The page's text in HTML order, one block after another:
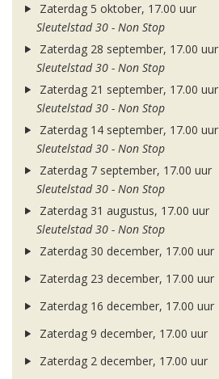
Zaterdag 5 oktober, 17.00 uur
Sleutelstad 30 - Non Stop
Zaterdag 28 september, 17.00 uur
Sleutelstad 30 - Non Stop
Zaterdag 21 september, 17.00 uur
Sleutelstad 30 - Non Stop
Zaterdag 14 september, 17.00 uur
Sleutelstad 30 - Non Stop
Zaterdag 7 september, 17.00 uur
Sleutelstad 30 - Non Stop
Zaterdag 31 augustus, 17.00 uur
Sleutelstad 30 - Non Stop
Zaterdag 30 december, 17.00 uur
Zaterdag 23 december, 17.00 uur
Zaterdag 16 december, 17.00 uur
Zaterdag 9 december, 17.00 uur
Zaterdag 2 december, 17.00 uur